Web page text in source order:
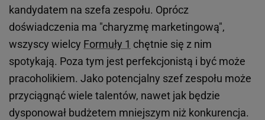
kandydatem na szefa zespołu. Oprócz
doświadczenia ma "charyzmę marketingową",
wszyscy wielcy Formuły 1 chętnie się z nim
spotykają. Poza tym jest perfekcjonistą i być może
pracoholikiem. Jako potencjalny szef zespołu może
przyciągnąć wiele talentów, nawet jak będzie
dysponował budżetem mniejszym niż konkurencja.